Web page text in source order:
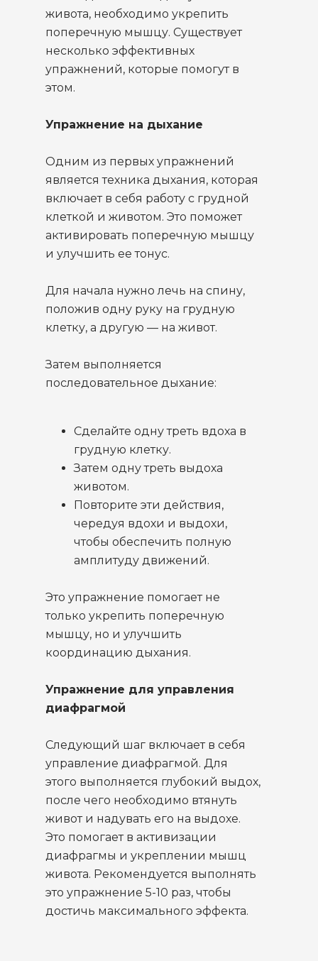
живота, необходимо укрепить
поперечную мышцу. Существует
несколько эффективных
упражнений, которые помогут в
этом.
Упражнение на дыхание
Одним из первых упражнений
является техника дыхания, которая
включает в себя работу с грудной
клеткой и животом. Это поможет
активировать поперечную мышцу
и улучшить ее тонус.
Для начала нужно лечь на спину,
положив одну руку на грудную
клетку, а другую — на живот.
Затем выполняется
последовательное дыхание:
Сделайте одну треть вдоха в
грудную клетку.
Затем одну треть выдоха
животом.
Повторите эти действия,
чередуя вдохи и выдохи,
чтобы обеспечить полную
амплитуду движений.
Это упражнение помогает не
только укрепить поперечную
мышцу, но и улучшить
координацию дыхания.
Упражнение для управления
диафрагмой
Следующий шаг включает в себя
управление диафрагмой. Для
этого выполняется глубокий выдох,
после чего необходимо втянуть
живот и надувать его на выдохе.
Это помогает в активизации
диафрагмы и укреплении мышц
живота. Рекомендуется выполнять
это упражнение 5-10 раз, чтобы
достичь максимального эффекта.